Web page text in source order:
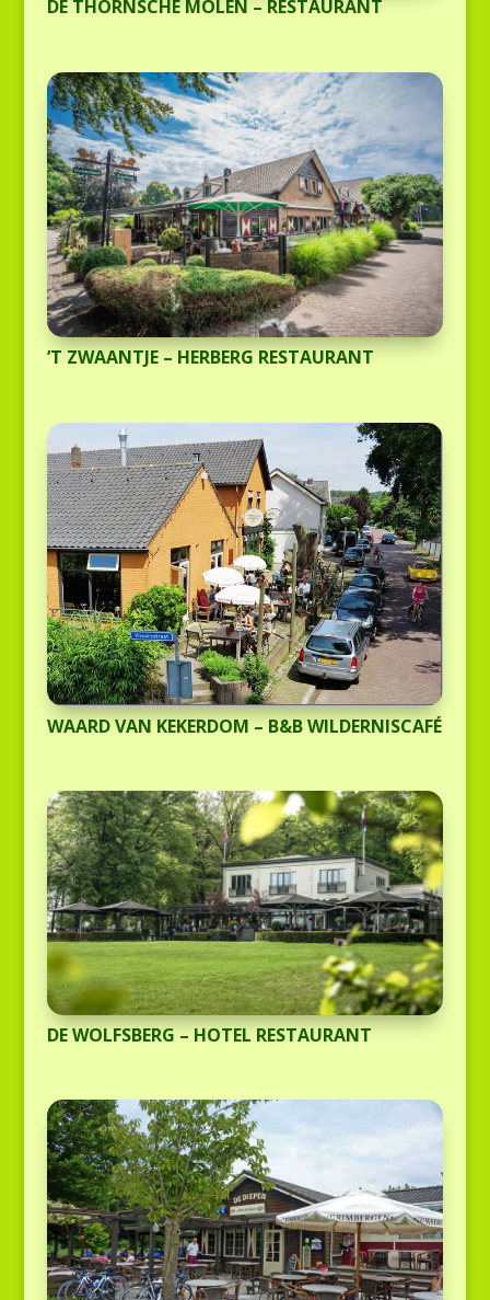
DE THORNSCHE MOLEN – RESTAURANT
’T ZWAANTJE – HERBERG RESTAURANT
WAARD VAN KEKERDOM – B&B WILDERNISCAFÉ
DE WOLFSBERG – HOTEL RESTAURANT